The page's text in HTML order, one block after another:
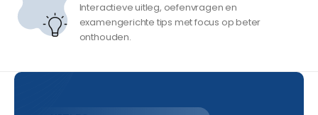
Interactieve uitleg, oefenvragen en
examengerichte tips met focus op beter
onthouden.